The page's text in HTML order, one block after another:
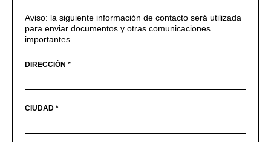
Aviso: la siguiente información de contacto será utilizada
para enviar documentos y otras comunicaciones
importantes
DIRECCIÓN *
CIUDAD *